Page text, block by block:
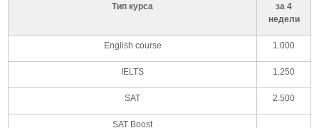
Тип курса
за 4
недели
English course 1.000
IELTS 1.250
SAT 2.500
SAT Boost